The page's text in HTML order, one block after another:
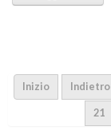
Inizio Indietro
21